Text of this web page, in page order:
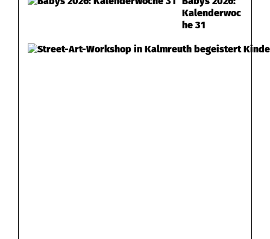
Kalenderwoc
he 31